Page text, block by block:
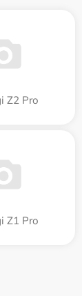
Z2 Pro
Z1 Pro